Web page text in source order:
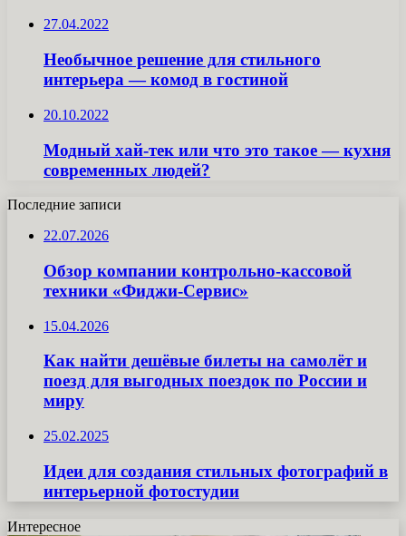
27.04.2022
Необычное решение для стильного
интерьера — комод в гостиной
20.10.2022
Модный хай-тек или что это такое — кухня
современных людей?
Последние записи
22.07.2026
Обзор компании контрольно-кассовой
техники «Фиджи-Сервис»
15.04.2026
Как найти дешёвые билеты на самолёт и
поезд для выгодных поездок по России и
миру
25.02.2025
Идеи для создания стильных фотографий в
интерьерной фотостудии
Интересное